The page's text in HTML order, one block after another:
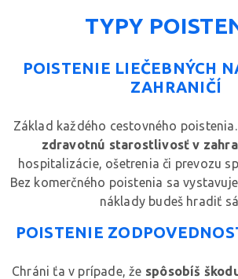
TYPY
POISTENIE LIEČEBNÝCH
ZAHRANIČÍ
Základ každého cestovného
zdravotnú starostlivosť v
hospitalizácie, ošetrenia či prevozu
Bez komerčného poistenia sa
náklady budeš hradiť
POISTENIE
Chráni ťa v prípade, že spôsobíš